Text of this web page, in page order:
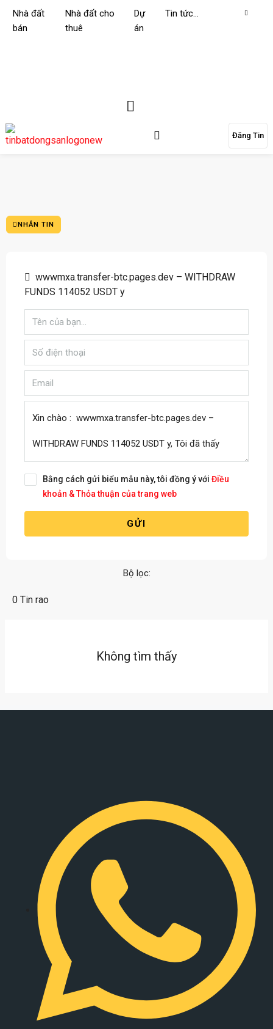
Nhà đất
bán
Nhà đất cho
thuê
Dự
án
Tin tức…
Đăng Tin
NHẮN TIN
wwwmxa.transfer-btc.pages.dev – WITHDRAW
FUNDS 114052 USDT y
Bằng cách gửi biểu mẫu này, tôi đồng ý với Điều
khoản & Thỏa thuận của trang web
GỬI
0 Tin rao
Bộ lọc:
Không tìm thấy